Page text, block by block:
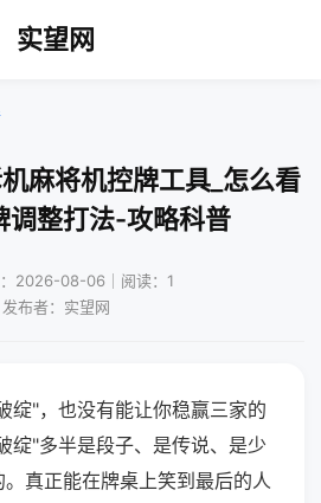
实望网
麻将机控牌工具_怎么看
调整打法-攻略科普
2026-08-06｜阅读：1
发布者：实望网
绽"，也没有能让你稳赢三家的
绽"多半是段子、是传说、是少
真正能在牌桌上笑到最后的人